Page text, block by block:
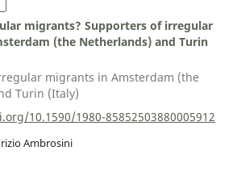
migrants? Supporters of irregular
(the Netherlands) and Turin
migrants in Amsterdam (the
Turin (Italy)
10.1590/1980-85852503880005912
Ambrosini